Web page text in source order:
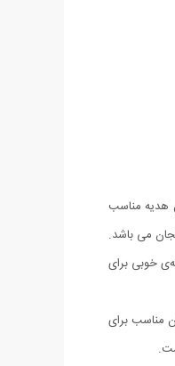
هدیه مناسب
سه عدد فنجان می باشد.
خوبی برای
مناسب برای